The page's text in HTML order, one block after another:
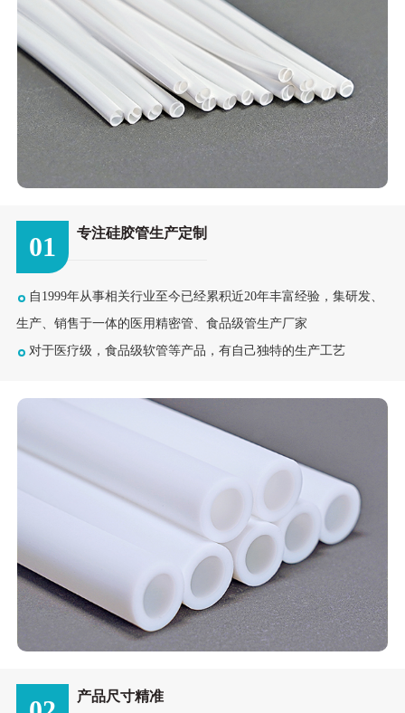
01 专注硅胶管生产定制
自1999年从事相关行业至今已经累积近20年丰富经验，集研发、
生产、销售于一体的医用精密管、食品级管生产厂家
对于医疗级，食品级软管等产品，有自己独特的生产工艺
产品尺寸精准